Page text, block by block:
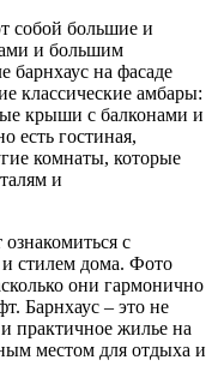
собой большие и
и большим
барнхаус на фасаде
классические амбары:
крыши с балконами и
есть гостиная,
комнаты, которые
и
с
стилем дома. Фото
они гармонично
Барнхаус – это не
практичное жилье на
местом для отдыха и